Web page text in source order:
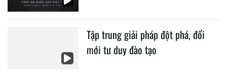
Tập trung giải pháp đột phá, đổi
mới tư duy đào tạo